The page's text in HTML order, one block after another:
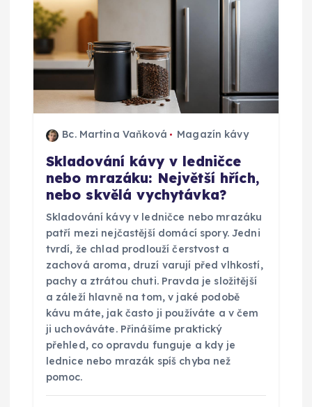
Bc. Martina Vaňková Magazín kávy
Skladování kávy v ledničce
nebo mrazáku: Největší hřích,
nebo skvělá vychytávka?
Skladování kávy v ledničce nebo mrazáku
patří mezi nejčastější domácí spory. Jedni
tvrdí, že chlad prodlouží čerstvost a
zachová aroma, druzí varují před vlhkostí,
pachy a ztrátou chuti. Pravda je složitější
a záleží hlavně na tom, v jaké podobě
kávu máte, jak často ji používáte a v čem
ji uchováváte. Přinášíme praktický
přehled, co opravdu funguje a kdy je
lednice nebo mrazák spíš chyba než
pomoc.